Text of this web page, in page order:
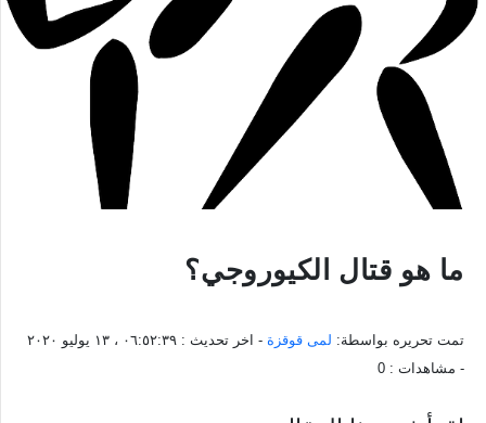
ما هو قتال الكيوروجي؟
تمت تحريره بواسطة: لمى قوقزة - اخر تحديث : ٠٦:٥٢:٣٩ ، ١٣ يوليو ٢٠٢٠
- مشاهدات : 0